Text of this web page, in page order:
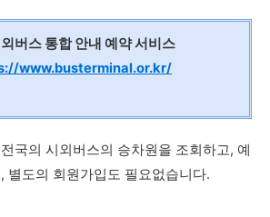
버스 통합 안내 예약 서비스
www.busterminal.or.kr/
국의 시외버스의 승차원을 조회하고, 예
별도의 회원가입도 필요없습니다.